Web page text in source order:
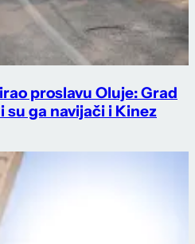
proslavu Oluje: Grad
su ga navijači i Kinez